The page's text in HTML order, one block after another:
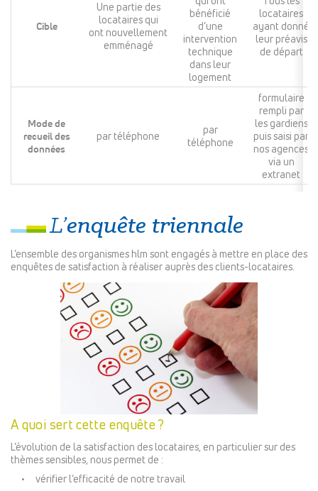
Cible
Une partie des
locataires qui
ont nouvellement
emménagé
bénéficié
d’une
intervention
technique
dans leur
logement
locataires
ayant donné
leur préavis
de départ
Mode de
recueil des
données
par téléphone
par
téléphone
formulaire
rempli par
les gardiens
puis saisi par
nos agences
via un
extranet
L’enquête triennale
L’ensemble des organismes hlm sont engagés à mettre en place des
enquêtes de satisfaction à réaliser auprès des clients-locataires.
A quoi sert cette enquête ?
L’évolution de la satisfaction des locataires, en particulier sur des
thèmes sensibles, nous permet de :
vérifier l’efficacité de notre travail